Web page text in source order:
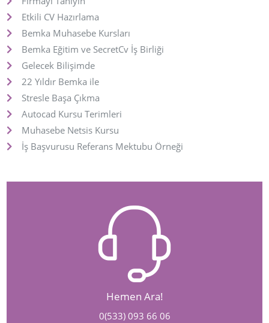
Etkili CV Hazırlama
Bemka Muhasebe Kursları
Bemka Eğitim ve SecretCv İş Birliği
Gelecek Bilişimde
22 Yıldır Bemka ile
Stresle Başa Çıkma
Autocad Kursu Terimleri
Muhasebe Netsis Kursu
İş Başvurusu Referans Mektubu Örneği
Hemen Ara!
0(533) 093 66 06